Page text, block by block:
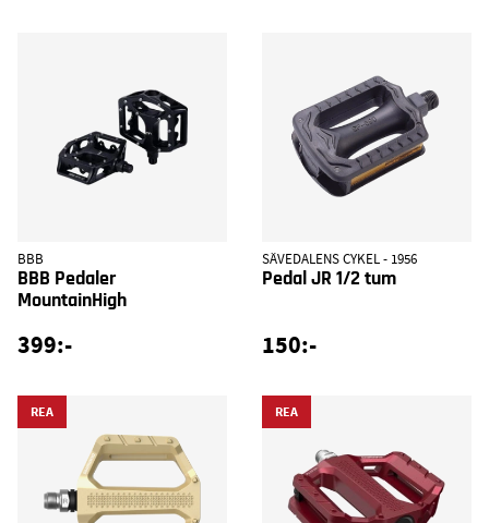
BBB
BBB Pedaler
MountainHigh
399:-
SÄVEDALENS CYKEL - 1956
Pedal JR 1/2 tum
150:-
REA REA